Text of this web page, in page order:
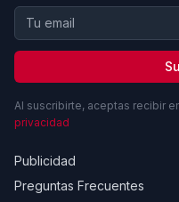
Al suscribirte, aceptas recibir
privacidad
Publicidad
Preguntas Frecuentes